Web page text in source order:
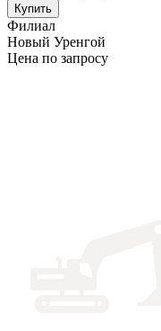
Купить
Филиал
Новый Уренгой
Цена по запросу